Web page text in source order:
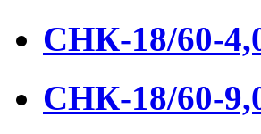
СНК-18/60-
СНК-18/60-